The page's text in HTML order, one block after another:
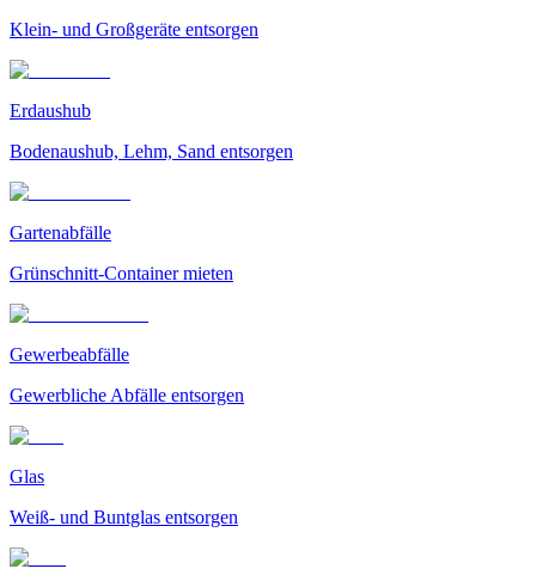
Klein- und Großgeräte entsorgen
Erdaushub
Bodenaushub, Lehm, Sand entsorgen
Gartenabfälle
Grünschnitt-Container mieten
Gewerbeabfälle
Gewerbliche Abfälle entsorgen
Glas
Weiß- und Buntglas entsorgen